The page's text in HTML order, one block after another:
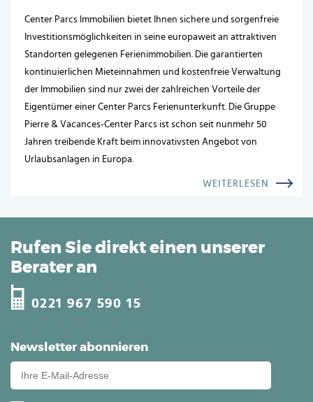
Center Parcs Immobilien bietet Ihnen sichere und sorgenfreie
Investitionsmöglichkeiten in seine europaweit an attraktiven
Standorten gelegenen Ferienimmobilien. Die garantierten
kontinuierlichen Mieteinnahmen und kostenfreie Verwaltung
der Immobilien sind nur zwei der zahlreichen Vorteile der
Eigentümer einer Center Parcs Ferienunterkunft. Die Gruppe
Pierre & Vacances-Center Parcs ist schon seit nunmehr 50
Jahren treibende Kraft beim innovativsten Angebot von
Urlaubsanlagen in Europa.
WEITERLESEN
Newsletter abonnieren
Rufen Sie direkt einen unserer
Berater an
0221 967 590 15